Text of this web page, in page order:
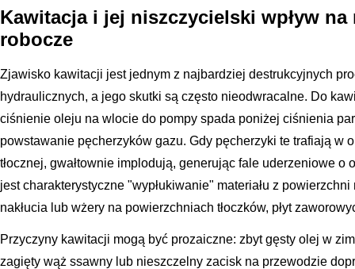
Kawitacja i jej niszczycielski wpływ na
robocze
Zjawisko kawitacji jest jednym z najbardziej destrukcyjnych
hydraulicznych, a jego skutki są często nieodwracalne. Do
ciśnienie oleju na wlocie do pompy spada poniżej ciśnienia
powstawanie pęcherzyków gazu. Gdy pęcherzyki te trafiają w
tłocznej, gwałtownie implodują, generując fale uderzeniowe
jest charakterystyczne "wypłukiwanie" materiału z
nakłucia lub wżery na powierzchniach tłoczków, płyt
Przyczyny kawitacji mogą być prozaiczne: zbyt gęsty olej w
zagięty wąż ssawny lub nieszczelny zacisk na przewodzie